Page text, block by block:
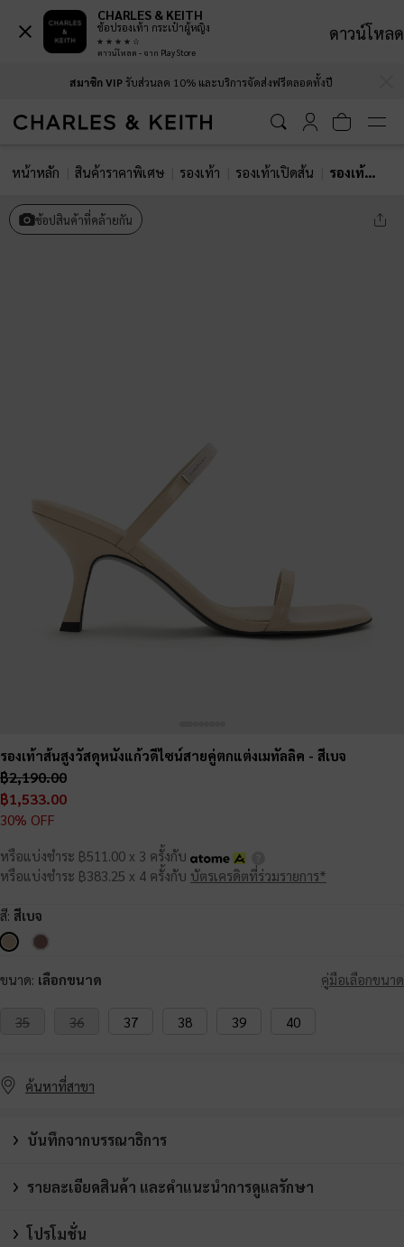
สมาชิก VIPรับส่วนลด 10% และบริการจัดส่งฟรีตลอดทั้งปี
หน้าหลัก สินค้าราคาพิเศษ รองเท้า รองเท้าเปิดส้น รองเท้าส้นสูงวัสดุหนังแก้วดีไซน์สายคู่ตกแต่งเมทัลลิค
ช้อปสินค้าที่คล้ายกัน
รองเท้าส้นสูงวัสดุหนังแก้วดีไซน์สายคู่ตกแต่งเมทัลลิค - สีเบจ
฿2,190.00
฿1,533.00
30% OFF
หรือแบ่งชำระ ฿511.00 x 3 ครั้งกับ
หรือแบ่งชำระ ฿383.25 x 4 ครั้งกับ บัตรเครดิตที่ร่วมรายการ*
สี: สีเบจ
ขนาด: เลือกขนาด คู่มือเลือกขนาด
35 36 37 38 39 40
ค้นหาที่สาขา
บันทึกจากบรรณาธิการ
รายละเอียดสินค้า และคำแนะนำการดูแลรักษา
โปรโมชั่น
CHARLES & KEITH
ช้อปรองเท้า กระเป๋าผู้หญิง
ดาวน์โหลด - จาก Play Store
ดาวน์โหลด